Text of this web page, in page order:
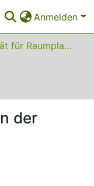
Anmelden
09 Fakultät für Raumplanung
der